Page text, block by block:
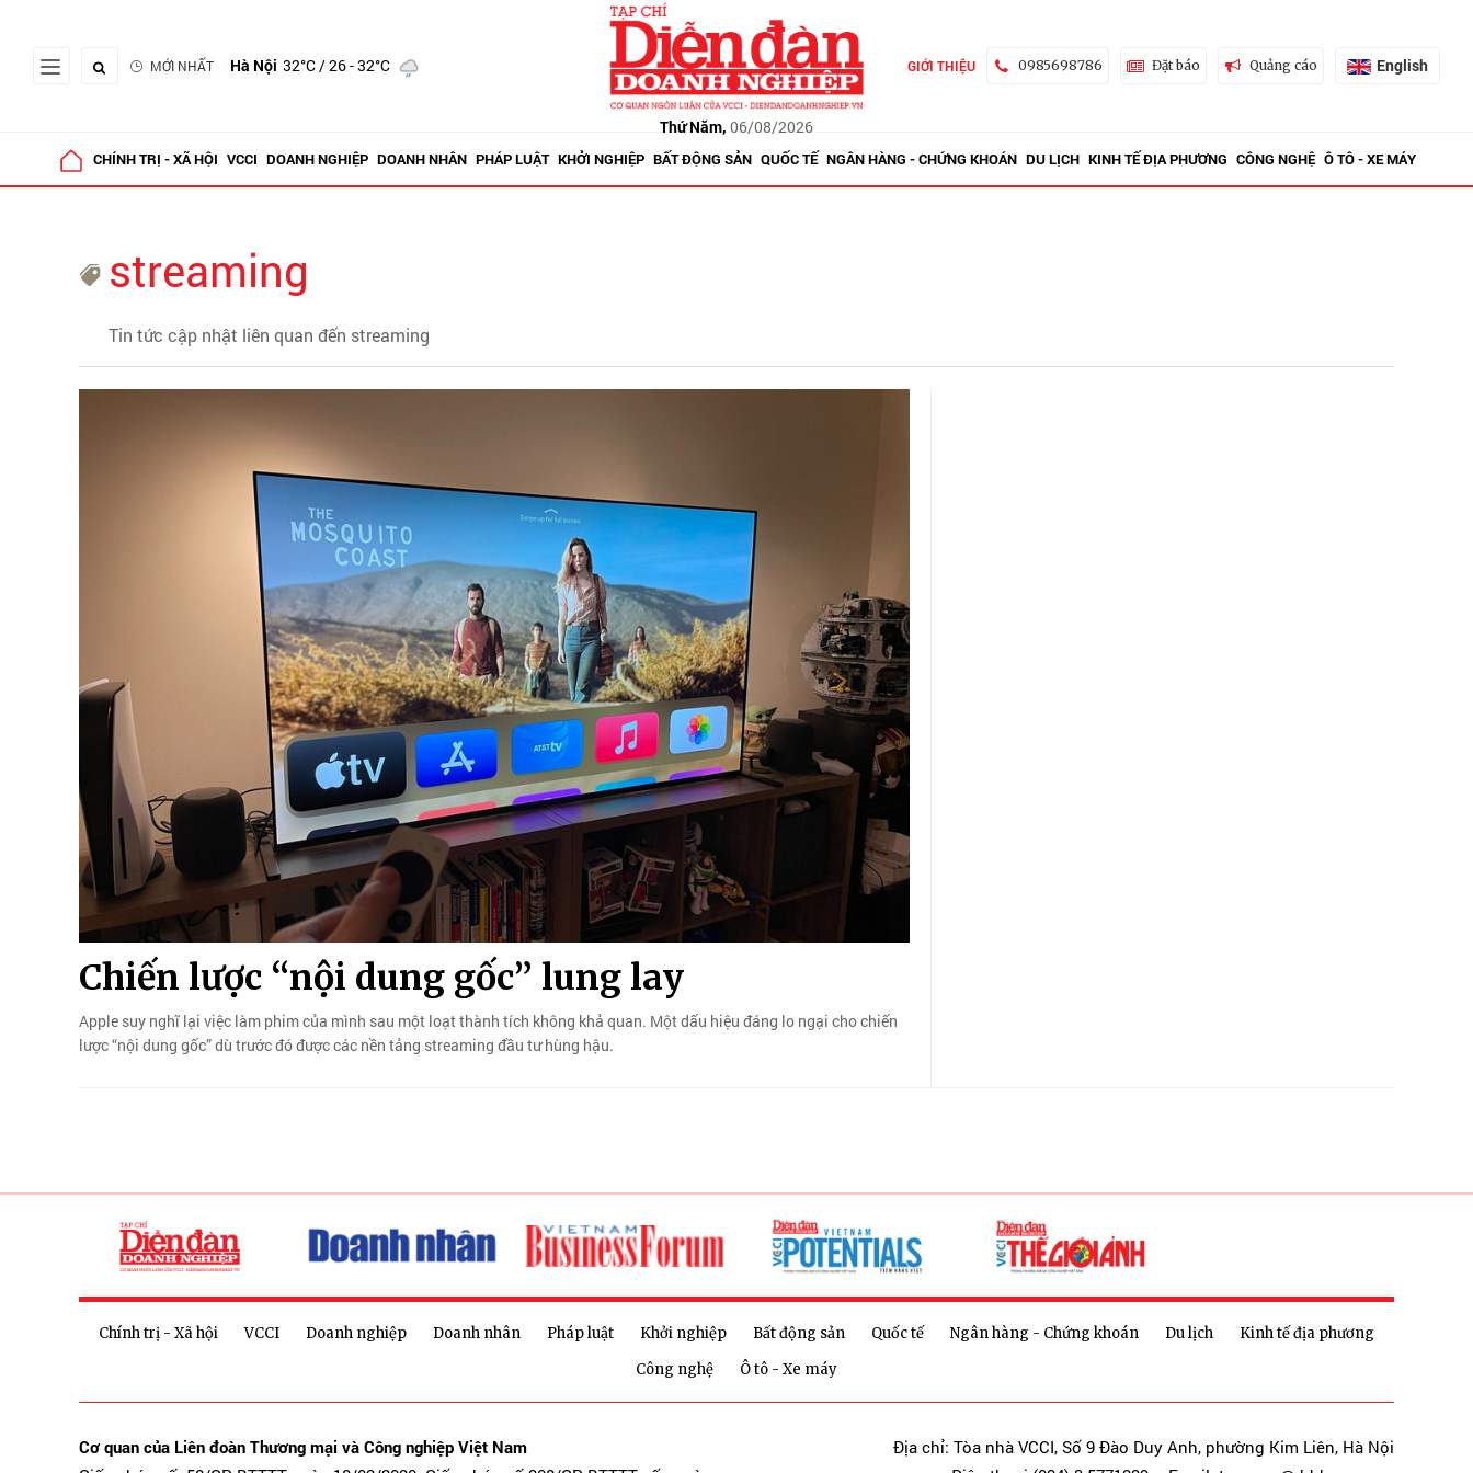
MỚI NHẤT Hà Nội 32°C/ 26 - 32°C
Thứ Năm, 06/08/2026
GIỚI THIỆU 0985698786 Đặt báo Quảng cáo English
CHÍNH TRỊ - XÃ HỘI VCCI DOANH NGHIỆP DOANH NHÂN PHÁP LUẬT KHỞI NGHIỆP BẤT ĐỘNG SẢN QUỐC TẾ NGÂN HÀNG - CHỨNG KHOÁN DU LỊCH KINH TẾ ĐỊA PHƯƠNG CÔNG NGHỆ Ô TÔ - XE MÁY
streaming
Tin tức cập nhật liên quan đến streaming
Chiến lược “nội dung gốc” lung lay
Apple suy nghĩ lại việc làm phim của mình sau một loạt thành tích không khả quan. Một dấu hiệu đáng lo ngại cho chiến
lược “nội dung gốc” dù trước đó được các nền tảng streaming đầu tư hùng hậu.
Chính trị - Xã hội VCCI Doanh nghiệp Doanh nhân Pháp luật Khởi nghiệp Bất động sản Quốc tế Ngân hàng - Chứng khoán Du lịch
Kinh tế địa phương
Công nghệ
Ô tô - Xe máy
Cơ quan của Liên đoàn Thương mại và Công nghiệp Việt Nam
Địa chỉ: Tòa nhà VCCI, Số 9 Đào Duy Anh, phường Kim Liên, Hà Nội